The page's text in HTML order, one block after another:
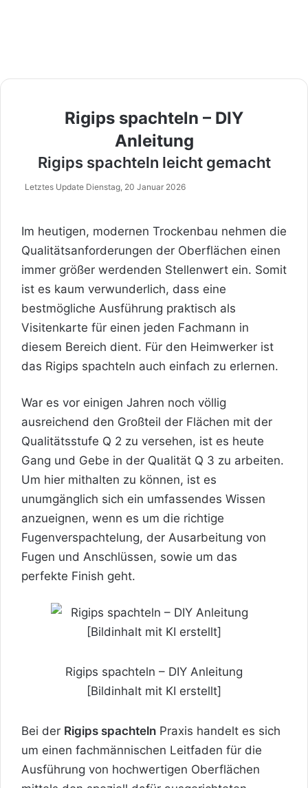
Rigips spachteln – DIY
Anleitung
Rigips spachteln leicht gemacht
Letztes Update Dienstag, 20 Januar 2026
Im heutigen, modernen Trockenbau nehmen die
Qualitätsanforderungen der Oberflächen einen
immer größer werdenden Stellenwert ein. Somit
ist es kaum verwunderlich, dass eine
bestmögliche Ausführung praktisch als
Visitenkarte für einen jeden Fachmann in
diesem Bereich dient. Für den Heimwerker ist
das Rigips spachteln auch einfach zu erlernen.
War es vor einigen Jahren noch völlig
ausreichend den Großteil der Flächen mit der
Qualitätsstufe Q 2 zu versehen, ist es heute
Gang und Gebe in der Qualität Q 3 zu arbeiten.
Um hier mithalten zu können, ist es
unumgänglich sich ein umfassendes Wissen
anzueignen, wenn es um die richtige
Fugenverspachtelung, der Ausarbeitung von
Fugen und Anschlüssen, sowie um das
perfekte Finish geht.
Rigips spachteln – DIY Anleitung
[Bildinhalt mit KI erstellt]
Bei der Rigips spachteln Praxis handelt es sich
um einen fachmännischen Leitfaden für die
Ausführung von hochwertigen Oberflächen